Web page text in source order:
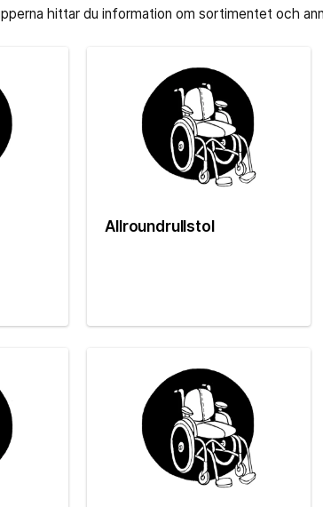
hittar du information om sortimentet och
Allroundrullstol